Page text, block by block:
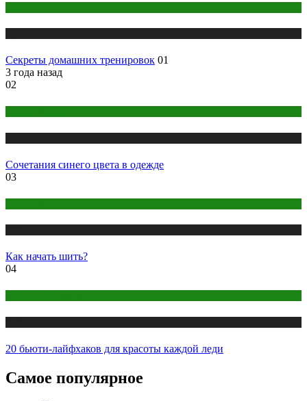
Секреты домашних тренировок 01
3 года назад
02
Сочетания синего цвета в одежде
03
Как начать шить?
04
20 бьюти-лайфхаков для красоты каждой леди
Самое популярное